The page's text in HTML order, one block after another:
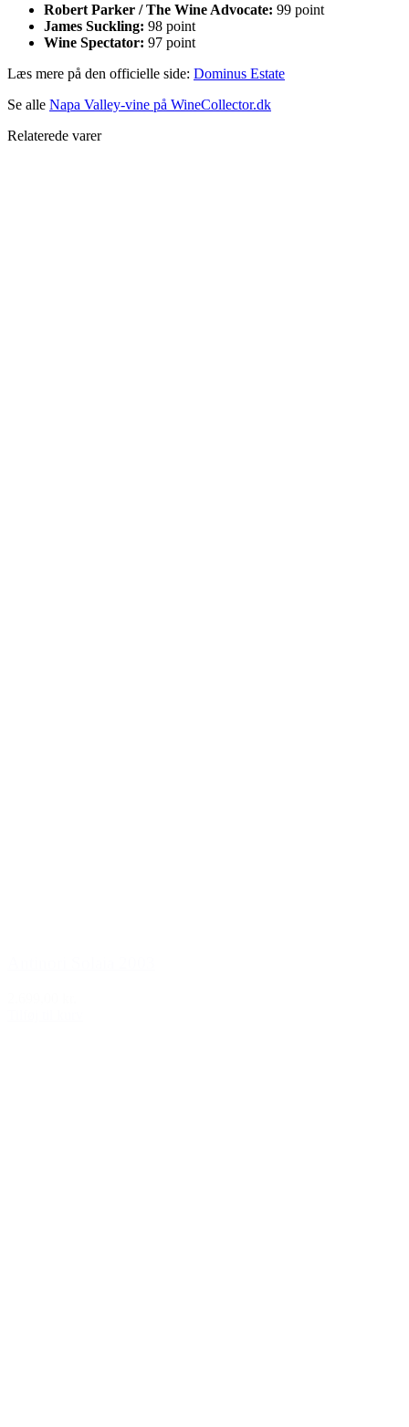
Robert Parker / The Wine Advocate: 99 point
James Suckling: 98 point
Wine Spectator: 97 point
Læs mere på den officielle side: Dominus Estate
Se alle Napa Valley-vine på WineCollector.dk
Relaterede varer